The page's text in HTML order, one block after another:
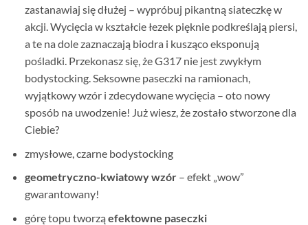
zastanawiaj się dłużej – wypróbuj pikantną siateczkę w
akcji. Wycięcia w kształcie łezek pięknie podkreślają piersi,
a te na dole zaznaczają biodra i kusząco eksponują
pośladki. Przekonasz się, że G317 nie jest zwykłym
bodystocking. Seksowne paseczki na ramionach,
wyjątkowy wzór i zdecydowane wycięcia – oto nowy
sposób na uwodzenie! Już wiesz, że zostało stworzone dla
Ciebie?
zmysłowe, czarne bodystocking
geometryczno-kwiatowy wzór– efekt „wow”
gwarantowany!
górę topu tworzą efektowne paseczki